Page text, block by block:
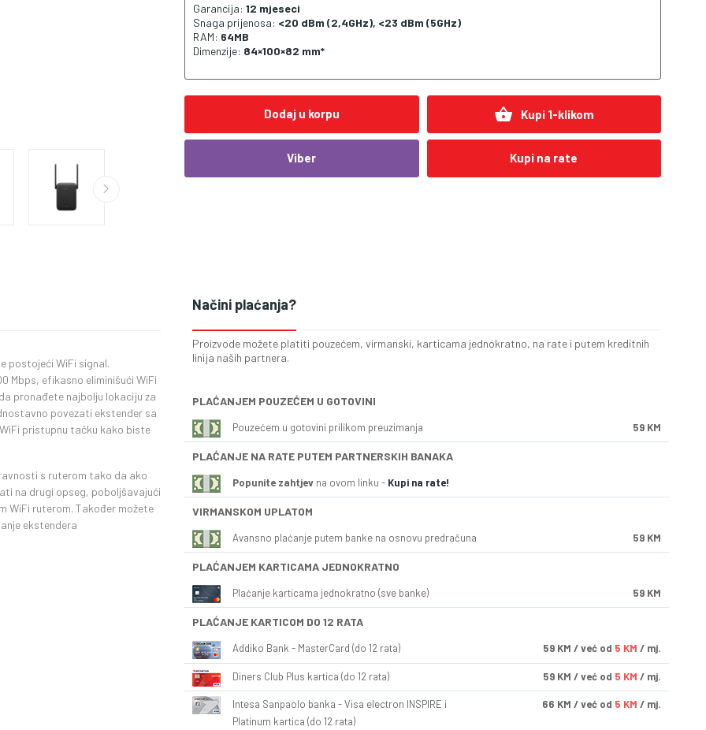
Garancija: 12 mjeseci
Snaga prijenosa: <20 dBm (2,4GHz), <23 dBm (5GHz)
RAM: 64MB
Dimenzije: 84×100×82 mm*
Dodaj u korpu shopping_basket Kupi 1-klikom
Viber Kupi na rate
postojeći WiFi signal.
Mbps, efikasno eliminišući WiFi
pronađete najbolju lokaciju za
povezati ekstender sa
pristupnu tačku kako biste
s ruterom tako da ako
na drugi opseg, poboljšavajući
WiFi ruterom. Također možete
ekstendera
Načini plaćanja?
Proizvode možete platiti pouzećem, virmanski, karticama jednokratno, na rate i putem kreditnih
linija naših partnera.
PLAĆANJEM POUZEĆEM U GOTOVINI
Pouzećem u gotovini prilikom preuzimanja 59 KM
PLAĆANJE NA RATE PUTEM PARTNERSKIH BANAKA
Popunite zahtjev na ovom linku - Kupi na rate!
VIRMANSKOM UPLATOM
Avansno plaćanje putem banke na osnovu predračuna 59 KM
PLAĆANJEM KARTICAMA JEDNOKRATNO
Plaćanje karticama jednokratno (sve banke) 59 KM
PLAĆANJE KARTICOM DO 12 RATA
Addiko Bank - MasterCard (do 12 rata) 59 KM / već od 5 KM / mj.
Diners Club Plus kartica (do 12 rata) 59 KM / već od 5 KM / mj.
Intesa Sanpaolo banka - Visa electron INSPIRE i
Platinum kartica (do 12 rata)
66 KM / već od 5 KM / mj.